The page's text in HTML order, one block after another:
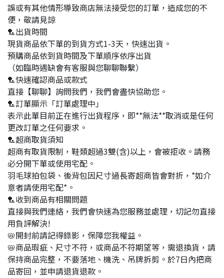
誤或有其他情形導致商店無法接受您的訂單，造成您的不
便，敬請見諒
🏸出貨時間
現貨商品依下單的到貨方式1-3天，快速出貨。
預購商品依到貨時間及下單順序依序出貨
（如臨時遇缺會有客服與您聊聊聯繫）
🏸快速確認商品或款式
直接【聊聊】詢問我們，我們會盡快協助您。
🏸訂單顯示「訂單處理中」
表示此單目前正在進行出貨程序，即**無法**取消或是任何
更改訂單之任何要求。
🏸超商取貨須知
超商有取貨限制，鞋類超過3雙(含)以上，會被拒收。請務
必分開下單或使用宅配。
羽毛球拍包袋、後背包因尺寸過長寄超商皆會對折，*如介
意者請使用宅配*。
🏸收到商品有相關問題
直接與我們連絡，我們會快速為您服務並處理，切記勿直接
用負評解決!
📛開封前請記得錄影，保障您我權益。
📛商品瑕疵、尺寸不符，或商品不符期望等，需退換貨，請
保持商品完整，不要落地、機洗、吊牌拆剪。於7日內把商
品寄回，並申請退貨退款。